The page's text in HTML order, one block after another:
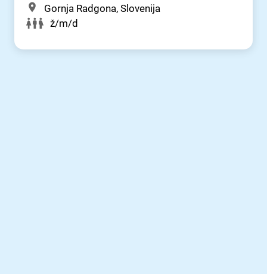
Gornja Radgona, Slovenija
ž/m/d